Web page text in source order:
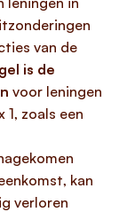
van de
is de
voor leningen
zoals een
kan
verloren